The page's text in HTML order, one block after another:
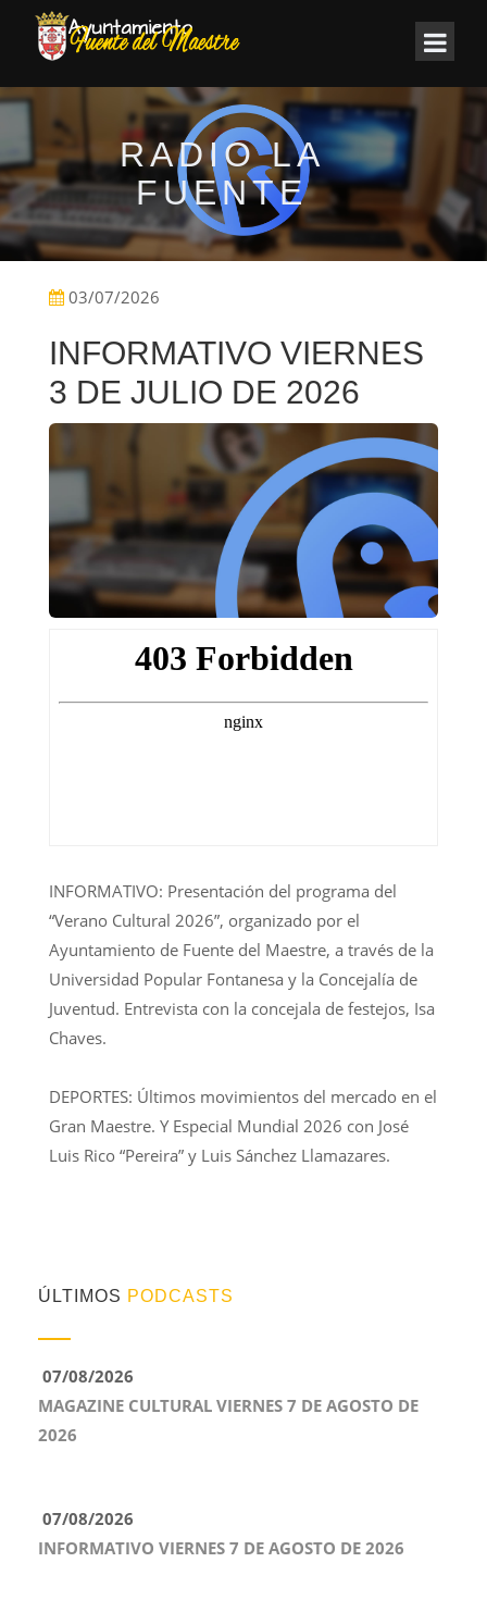
RADIO LA
FUENTE
03/07/2026
INFORMATIVO VIERNES
3 DE JULIO DE 2026
INFORMATIVO: Presentación del programa del
“Verano Cultural 2026”, organizado por el
Ayuntamiento de Fuente del Maestre, a través de la
Universidad Popular Fontanesa y la Concejalía de
Juventud. Entrevista con la concejala de festejos, Isa
Chaves.
DEPORTES: Últimos movimientos del mercado en el
Gran Maestre. Y Especial Mundial 2026 con José
Luis Rico “Pereira” y Luis Sánchez Llamazares.
ÚLTIMOS PODCASTS
07/08/2026
MAGAZINE CULTURAL VIERNES 7 DE AGOSTO DE
2026
07/08/2026
INFORMATIVO VIERNES 7 DE AGOSTO DE 2026